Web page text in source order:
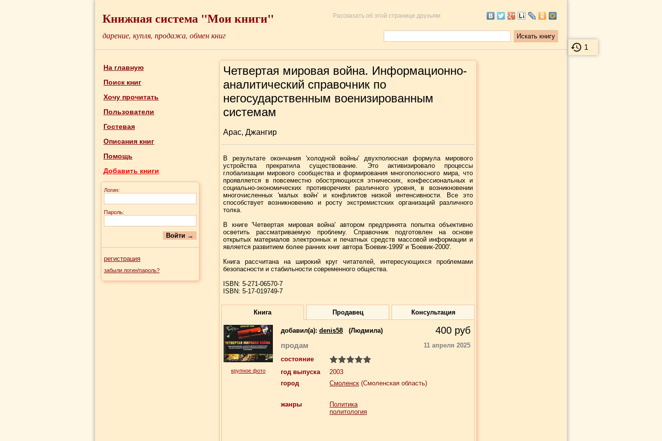
1
Книжная система "Мои книги" Рассказать об этой странице друзьям:
дарение, купля, продажа, обмен книг
На главную
Поиск книг
Хочу прочитать
Пользователи
Гостевая
Описания книг
Помощь
Добавить книги
Логин:
Пароль:
регистрация
забыли логин/пароль?
Четвертая мировая война. Информационно-
аналитический справочник по
негосударственным военизированным
системам
Арас, Джангир
В результате окончания 'холодной войны' двухполюсная формула мирового
устройства прекратила существование. Это активизировало процессы
глобализации мирового сообщества и формирования многополюсного мира, что
проявляется в повсеместно обостряющихся этнических, конфессиональных и
социально-экономических противоречиях различного уровня, в возникновении
многочисленных 'малых войн' и конфликтов низкой интенсивности. Все это
способствует возникновению и росту экстремистских организаций различного
толка.
В книге 'Четвертая мировая война' автором предпринята попытка объективно
осветить рассматриваемую проблему. Справочник подготовлен на основе
открытых материалов электронных и печатных средств массовой информации и
является развитием более ранних книг автора 'Боевик-1999' и 'Боевик-2000'.
Книга рассчитана на широкий круг читателей, интересующихся проблемами
безопасности и стабильности современного общества.
ISBN: 5-271-06570-7
ISBN: 5-17-019749-7
Книга Продавец Консультация
крупное фото
добавил(a): denis58 (Людмила) 400 руб
продам
11 апреля 2025
состояние
год выпуска
2003
город
Смоленск (Смоленская область)
жанры
Политика
политология